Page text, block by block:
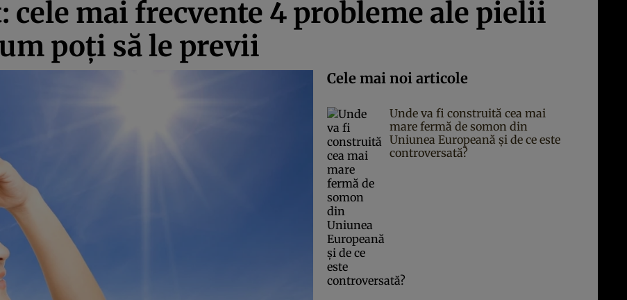
mai frecvente 4 probleme ale pielii
poţi să le previi
Cele mai noi articole
Unde va fi construită cea mai
mare fermă de somon din
Uniunea Europeană și de ce este
controversată?